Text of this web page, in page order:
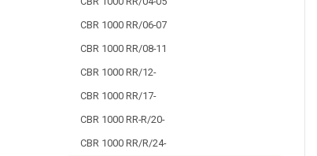
CBR 1000 RR/06-07
CBR 1000 RR/08-11
CBR 1000 RR/12-
CBR 1000 RR/17-
CBR 1000 RR-R/20-
CBR 1000 RR/R/24-